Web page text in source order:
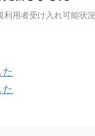
用者受け入れ可能状況